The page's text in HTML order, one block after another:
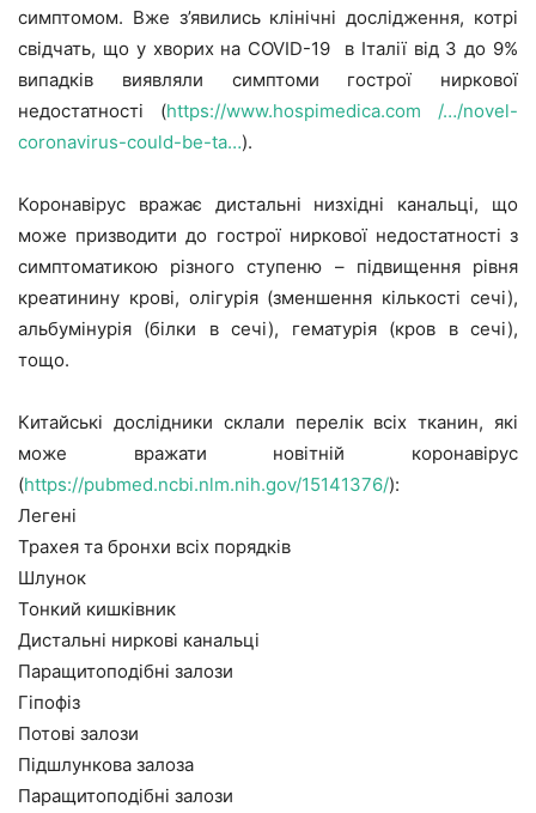
симптомом. Вже з’явились клінічні дослідження, котрі
свідчать, що у хворих на COVID-19 в Італії від 3 до 9%
випадків виявляли симптоми гострої ниркової
недостатності (https://www.hospimedica.com /…/novel-
coronavirus-could-be-ta…).
Коронавірус вражає дистальні низхідні канальці, що
може призводити до гострої ниркової недостатності з
симптоматикою різного ступеню – підвищення рівня
креатинину крові, олігурія (зменшення кількості сечі),
альбумінурія (білки в сечі), гематурія (кров в сечі),
тощо.
Китайські дослідники склали перелік всіх тканин, які
може вражати новітній коронавірус
(https://pubmed.ncbi.nlm.nih.gov/15141376/):
Легені
Трахея та бронхи всіх порядків
Шлунок
Тонкий кишківник
Дистальні ниркові канальці
Паращитоподібні залози
Гіпофіз
Потові залози
Підшлункова залоза
Паращитоподібні залози